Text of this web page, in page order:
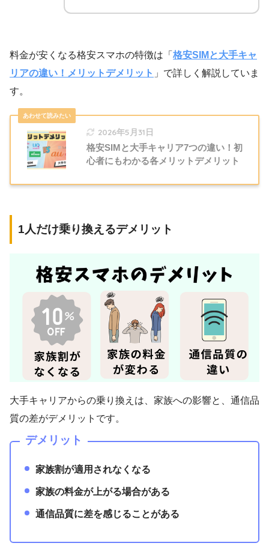
料金が安くなる格安スマホの特徴は「 格安SIMと大手キャ
リアの違い！メリットデメリット 」で詳しく解説していま
す。
2026年5月31日
格安SIMと大手キャリア7つの違い！初
心者にもわかる各メリットデメリット
1人だけ乗り換えるデメリット
大手キャリアからの乗り換えは、家族への影響と、通信品
質の差がデメリットです。
デメリット
家族割が適用されなくなる
家族の料金が上がる場合がある
通信品質に差を感じることがある